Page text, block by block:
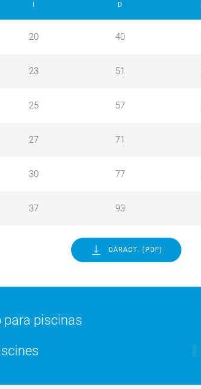
I D
20 40
23 51
25 57
27 71
30 77
37 93
CARACT. (PDF)
piscinas